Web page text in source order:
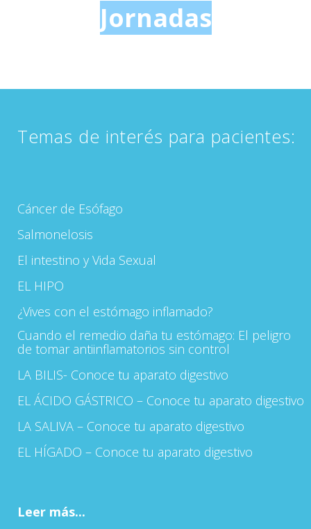
Jornadas
Temas de interés para pacientes:
Cáncer de Esófago
Salmonelosis
El intestino y Vida Sexual
EL HIPO
¿Vives con el estómago inflamado?
Cuando el remedio daña tu estómago: El peligro
de tomar antiinflamatorios sin control
LA BILIS- Conoce tu aparato digestivo
EL ÁCIDO GÁSTRICO – Conoce tu aparato digestivo
LA SALIVA – Conoce tu aparato digestivo
EL HÍGADO – Conoce tu aparato digestivo
Leer más...